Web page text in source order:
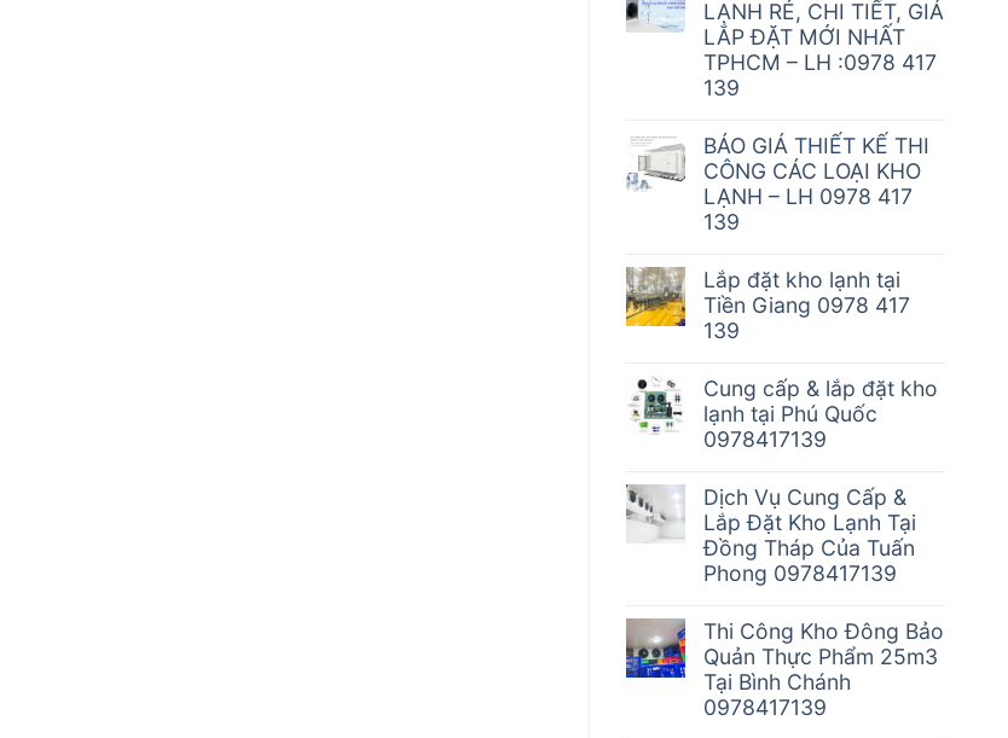
LẠNH RẺ, CHI TIẾT, GIÁ
LẮP ĐẶT MỚI NHẤT
TPHCM – LH :0978 417
139
BÁO GIÁ THIẾT KẾ THI
CÔNG CÁC LOẠI KHO
LẠNH – LH 0978 417
139
Lắp đặt kho lạnh tại
Tiền Giang 0978 417
139
Cung cấp & lắp đặt kho
lạnh tại Phú Quốc
0978417139
Dịch Vụ Cung Cấp &
Lắp Đặt Kho Lạnh Tại
Đồng Tháp Của Tuấn
Phong 0978417139
Thi Công Kho Đông Bảo
Quản Thực Phẩm 25m3
Tại Bình Chánh
0978417139